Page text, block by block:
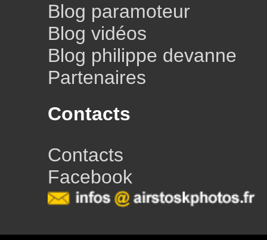
Blog paramoteur
Blog vidéos
Blog philippe devanne
Partenaires
Contacts
Contacts
Facebook